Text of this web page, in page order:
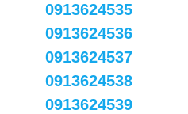
0913624535
0913624536
0913624537
0913624538
0913624539